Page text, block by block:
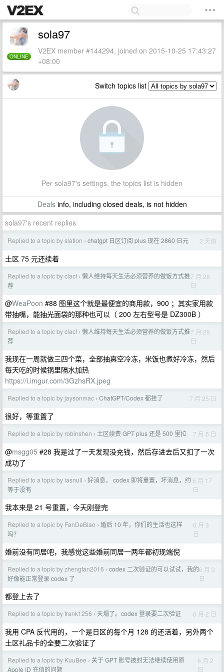
ONLINE
sola97
V2EX member #144294, joined on 2015-10-25 17:43:27
+08:00
Switch topics list
Per sola97's settings, the topics list is hidden
Dealsinfo, including closed deals, is not hidden
sola97's recent replies
Replied to a topic by slation › chatgpt 日区订阅 plus 现在 2860 日元 2 天前
土区 75 元还续着
Replied to a topic by clacf › 懒人维持每天生活必须营养的做饭方式推
荐
7 月 28
日
@WeaPoon #88 图里这个就是最便宜的商用款，900 ；其实家用款
带抽嘴，能抽光面袋的那种也可以（ 200 左右型号是 DZ300B ）
Replied to a topic by clacf › 懒人维持每天生活必须营养的做饭方式推
荐
7 月 28
日
我现在一周就做三四个菜，全部抽真空冷冻，米饭也煮好冷冻，然后
每天吃的时候锅里隔水加热
https://i.imgur.com/3GzhsRX.jpeg
Replied to a topic by jaysonmac › ChatGPT/Codex 都挂了 7 月 25 日
很好，等重置了
Replied to a topic by robinshen › 土区续费 GPT plus 还是 500 里拉 7 月 5 日
@msgg05 #28 我是过了一天发现没充钱，然后存进去后又扣了一次
成功了
Replied to a topic by iasnull › 好消息， codex 即将重置，坏消息，约
等于没有
6 月 17
日
我本来是 21 号重置，今天刚登完
Replied to a topic by FanDeBiao › 婚后 10 年，你们的生活也这样
吗？
6 月 3
日
婚前没有同居吧，我感觉这些婚前同居一两年都初现端倪
Replied to a topic by zhengfan2016 › codex 二次验证的可以试试，我的
好像能正常登录 codex 了
6 月 3
日
都登上去了
Replied to a topic by frank1256 › 天塌了。codex 登录要二次验证 6 月 2 日
我用 CPA 反代用的，一个是日区的每个月 128 的还活着，另外两个
土区礼品卡的全要二次验证了
Replied to a topic by KuuBee › 关于 GPT 账号被封无法继续使用原
Apple ID 充值的问题
6 月 2
日